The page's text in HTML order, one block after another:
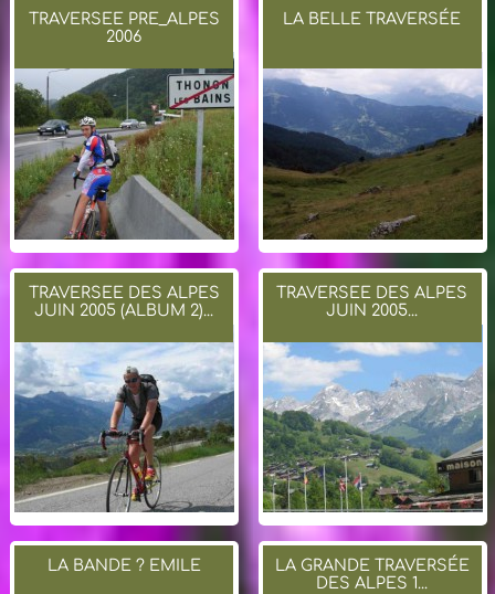
TRAVERSEE PRE_ALPES
2006
LA BELLE TRAVERSÉE
TRAVERSEE DES ALPES
JUIN 2005 (ALBUM 2)...
TRAVERSEE DES ALPES
JUIN 2005...
LA BANDE ? EMILE
LA GRANDE TRAVERSÉE
DES ALPES 1...